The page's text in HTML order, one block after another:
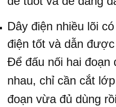
Dây điện nhiều lõi
điện tốt và dẫn
Để đấu nối hai đoạn
nhau, chỉ cần cắt
đoạn vừa đủ dùng